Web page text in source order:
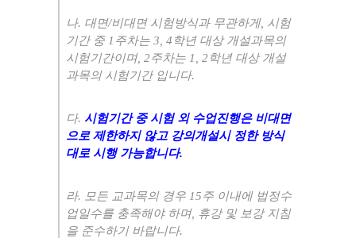
나. 대면/비대면 시험방식과 무관하게, 시험
기간 중 1 주차는 3, 4 학년 대상 개설과목의
시험기간이며, 2주차는 1, 2 학년 대상 개설
과목의 시험기간 입니다.
다. 시험기간 중 시험 외 수업진행은 비대면
으로 제한하지 않고 강의개설시 정한 방식
대로 시행 가능합니다.
라. 모든 교과목의 경우 15주 이내에 법정수
업일수를 충족해야 하며, 휴강 및 보강 지침
을 준수하기 바랍니다.